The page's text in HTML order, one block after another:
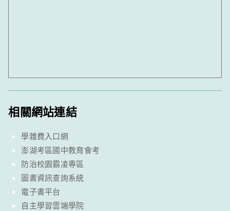
相關網站連結
學雜費入口網
澎湖考區國中教育會考
防治校園霸凌專區
圖書資訊查詢系統
電子書平台
自主學習雲端學院